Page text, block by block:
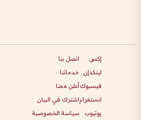
إكس
لينكدإن
فيسبوك
انستغرام
يوتيوب
اتصل بنا
خدماتنا
أعلن معنا
اشترك في البيان
سياسة الخصوصية